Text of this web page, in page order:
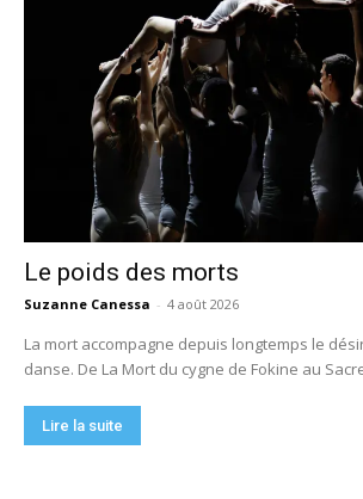
Le poids des morts
Suzanne Canessa - 4 août 2026
La mort accompagne depuis longtemps le
danse. De La Mort du cygne de Fokine au
Lire la suite